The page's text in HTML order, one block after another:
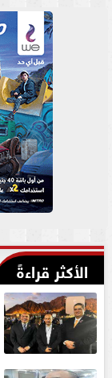
الأكثر قراءةً